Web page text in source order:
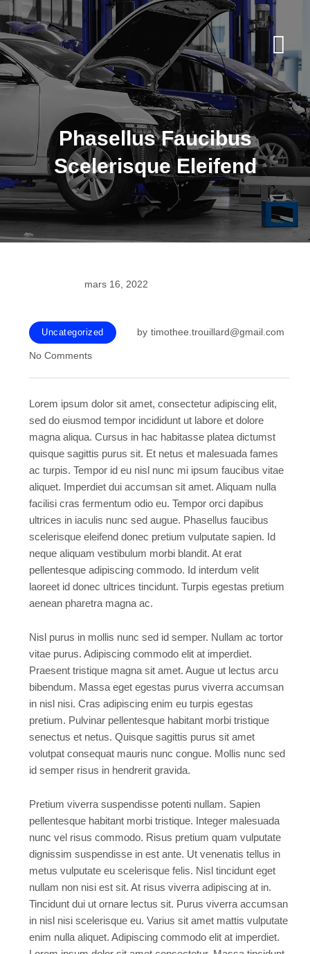
Phasellus Faucibus
Scelerisque Eleifend
mars 16, 2022
Uncategorized by timothee.trouillard@gmail.com
No Comments
Lorem ipsum dolor sit amet, consectetur adipiscing elit,
sed do eiusmod tempor incididunt ut labore et dolore
magna aliqua. Cursus in hac habitasse platea dictumst
quisque sagittis purus sit. Et netus et malesuada fames
ac turpis. Tempor id eu nisl nunc mi ipsum faucibus vitae
aliquet. Imperdiet dui accumsan sit amet. Aliquam nulla
facilisi cras fermentum odio eu. Tempor orci dapibus
ultrices in iaculis nunc sed augue. Phasellus faucibus
scelerisque eleifend donec pretium vulputate sapien. Id
neque aliquam vestibulum morbi blandit. At erat
pellentesque adipiscing commodo. Id interdum velit
laoreet id donec ultrices tincidunt. Turpis egestas pretium
aenean pharetra magna ac.
Nisl purus in mollis nunc sed id semper. Nullam ac tortor
vitae purus. Adipiscing commodo elit at imperdiet.
Praesent tristique magna sit amet. Augue ut lectus arcu
bibendum. Massa eget egestas purus viverra accumsan
in nisl nisi. Cras adipiscing enim eu turpis egestas
pretium. Pulvinar pellentesque habitant morbi tristique
senectus et netus. Quisque sagittis purus sit amet
volutpat consequat mauris nunc congue. Mollis nunc sed
id semper risus in hendrerit gravida.
Pretium viverra suspendisse potenti nullam. Sapien
pellentesque habitant morbi tristique. Integer malesuada
nunc vel risus commodo. Risus pretium quam vulputate
dignissim suspendisse in est ante. Ut venenatis tellus in
metus vulputate eu scelerisque felis. Nisl tincidunt eget
nullam non nisi est sit. At risus viverra adipiscing at in.
Tincidunt dui ut ornare lectus sit. Purus viverra accumsan
in nisl nisi scelerisque eu. Varius sit amet mattis vulputate
enim nulla aliquet. Adipiscing commodo elit at imperdiet.